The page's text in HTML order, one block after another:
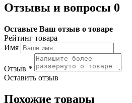
Отзывы и вопросы 0
Оставьте Ваш отзыв о товаре
Рейтинг товара
Имя
Отзыв *
Оставить отзыв
Похожие товары